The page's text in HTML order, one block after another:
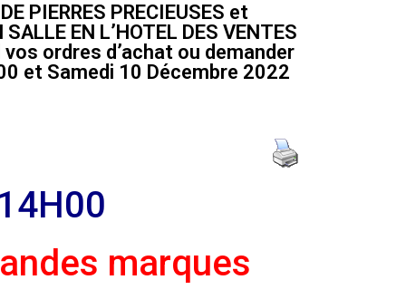
PIERRES PRECIEUSES et
EN L’HOTEL DES VENTES
ordres d’achat ou demander
et Samedi 10 Décembre 2022
marques